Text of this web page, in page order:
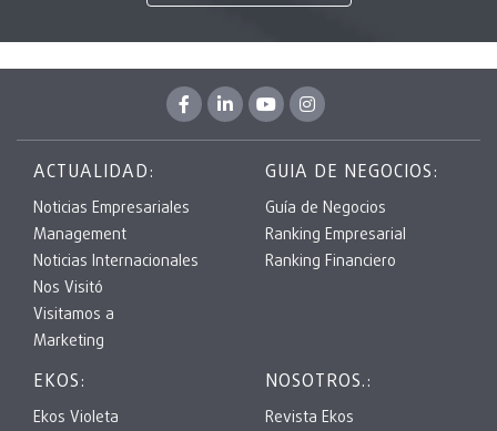
ACTUALIDAD:
Noticias Empresariales
Management
Noticias Internacionales
Nos Visitó
Visitamos a
Marketing
GUIA DE NEGOCIOS:
Guía de Negocios
Ranking Empresarial
Ranking Financiero
EKOS:
Ekos Violeta
NOSOTROS.:
Revista Ekos